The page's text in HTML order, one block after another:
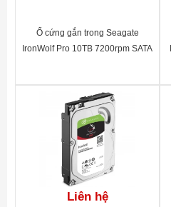
Ổ cứng gắn trong Seagate
IronWolf Pro 10TB 7200rpm SATA
Liên hệ